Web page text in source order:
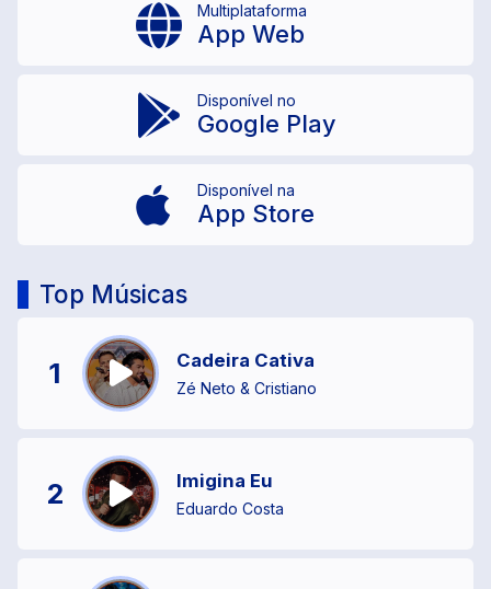
Multiplataforma
App Web
Disponível no
Google Play
Disponível na
App Store
Top Músicas
1 Cadeira Cativa
Zé Neto & Cristiano
2 Imigina Eu
Eduardo Costa